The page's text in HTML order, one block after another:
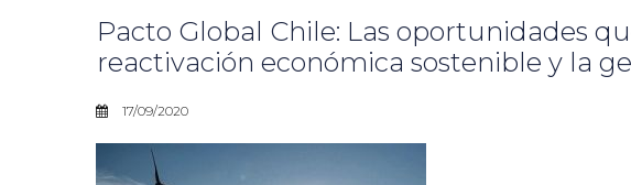
Pacto Global Chile: Las oportunidades
reactivación económica sostenible y la
17/09/2020